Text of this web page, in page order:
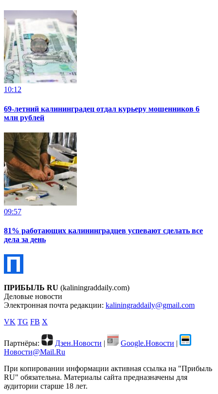
10:12
69-летний калининградец отдал курьеру мошенников 6
млн рублей
09:57
81% работающих калининградцев успевают сделать все
дела за день
ПРИБЫЛЬ RU (kaliningraddaily.com)
Деловые новости
Электронная почта редакции: kaliningraddaily@gmail.com
VK TG FB X
Партнёры: Дзен.Новости | Google.Новости |
Новости@Mail.Ru
При копировании информации активная ссылка на "Прибыль
RU" обязательна. Материалы сайта предназначены для
аудитории старше 18 лет.